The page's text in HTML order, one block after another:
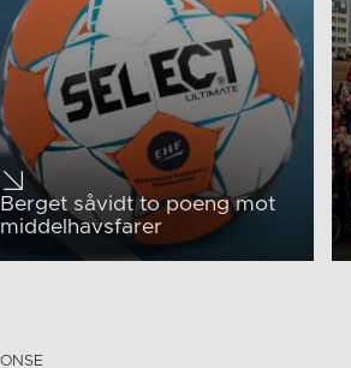
Berget såvidt to poeng mot
middelhavsfarer